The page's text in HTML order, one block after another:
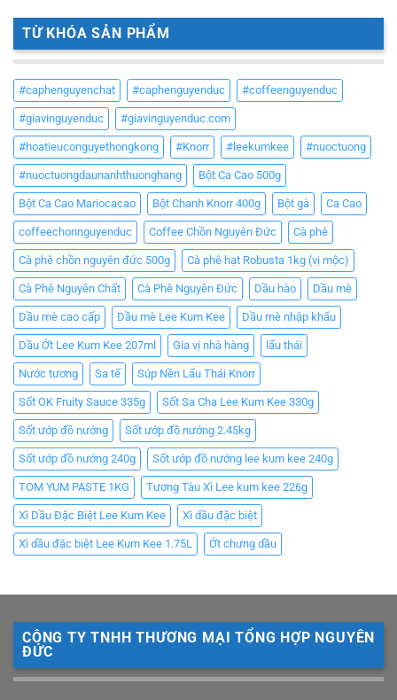
TỪ KHÓA SẢN PHẨM
#caphenguyenchat #caphenguyenduc #coffeenguyenduc
#giavinguyenduc #giavinguyenduc.com
#hoatieuconguyethongkong #Knorr #leekumkee #nuoctuong
#nuoctuongdaunanhthuonghang Bột Ca Cao 500g
Bột Ca Cao Mariocacao Bột Chanh Knorr 400g Bột gà Ca Cao
coffeechonnguyenduc Coffee Chồn Nguyên Đức Cà phê
Cà phê chồn nguyên đức 500g Cà phê hạt Robusta 1kg (vị mộc)
Cà Phê Nguyên Chất Cà Phê Nguyên Đức Dầu hào Dầu mè
Dầu mè cao cấp Dầu mè Lee Kum Kee Dầu mè nhập khẩu
Dầu Ớt Lee Kum Kee 207ml Gia vị nhà hàng lẩu thái
Nước tương Sa tế Súp Nền Lẩu Thái Knorr
Sốt OK Fruity Sauce 335g Sốt Sa Cha Lee Kum Kee 330g
Sốt ướp đồ nướng Sốt ướp đồ nướng 2.45kg
Sốt ướp đồ nướng 240g Sốt ướp đồ nướng lee kum kee 240g
TOM YUM PASTE 1KG Tương Tàu Xì Lee kum kee 226g
Xì Dầu Đặc Biệt Lee Kum Kee Xì dầu đặc biệt
Xì dầu đặc biệt Lee Kum Kee 1.75L Ớt chưng dầu
CÔNG TY TNHH THƯƠNG MẠI TỔNG HỢP NGUYÊN
ĐỨC